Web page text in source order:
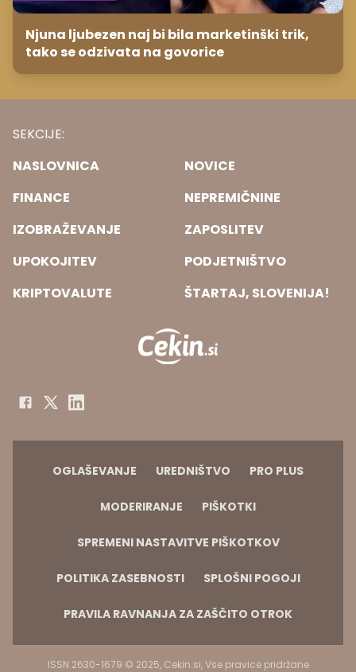
Njuna ljubezen naj bi bila marketinški trik,
tako se odzivata na govorice
SEKCIJE:
NASLOVNICA
NOVICE
FINANCE
NEPREMIČNINE
IZOBRAŽEVANJE
ZAPOSLITEV
UPOKOJITEV
PODJETNIŠTVO
KRIPTOVALUTE
ŠTARTAJ, SLOVENIJA!
OGLAŠEVANJE UREDNIŠTVO PRO PLUS
MODERIRANJE PIŠKOTKI
SPREMENI NASTAVITVE PIŠKOTKOV
POLITIKA ZASEBNOSTI SPLOŠNI POGOJI
PRAVILA RAVNANJA ZA ZAŠČITO OTROK
ISSN 2630-1679 © 2025, Cekin.si, Vse pravice pridržane